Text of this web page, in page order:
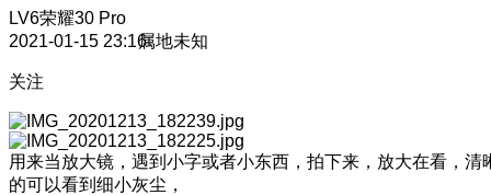
LV6荣耀30 Pro
2021-01-15 23:16属地未知
关注
用来当放大镜，遇到小字或者小东西，拍下来，放大在看，清
的可以看到细小灰尘，